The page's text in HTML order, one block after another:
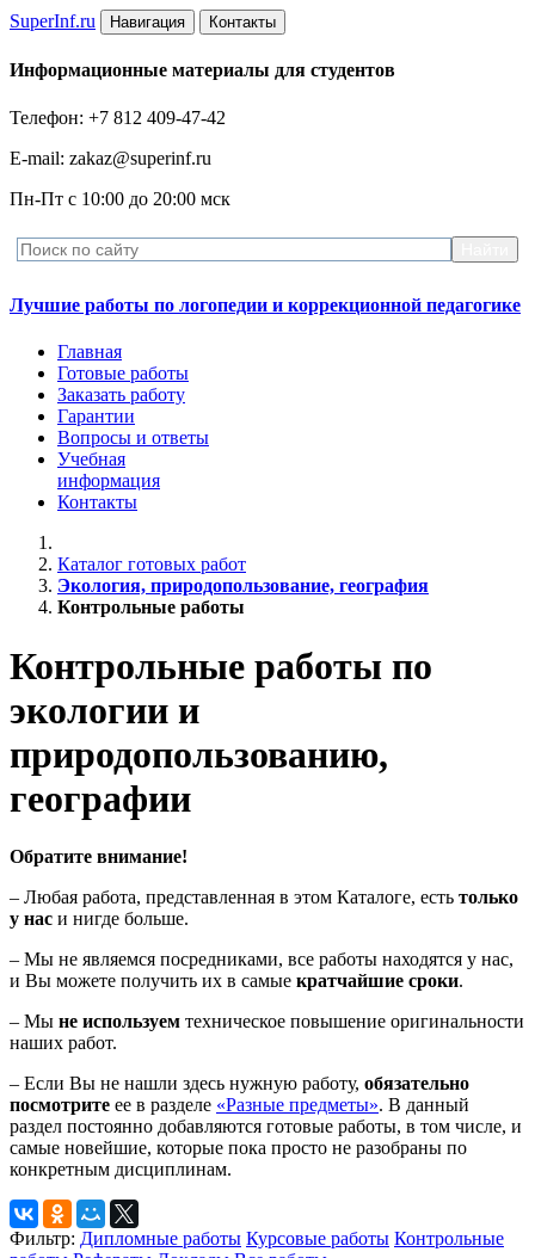
SuperInf.ru Навигация Контакты
Информационные материалы для студентов
Телефон: +7 812 409-47-42
E-mail: zakaz@superinf.ru
Пн-Пт с 10:00 до 20:00 мск
Лучшие работы по логопедии и коррекционной педагогике
Главная
Готовые работы
Заказать работу
Гарантии
Вопросы и ответы
Учебная
информация
Контакты
Каталог готовых работ
Экология, природопользование, география
Контрольные работы
Контрольные работы по
экологии и
природопользованию,
географии
Обратите внимание!
– Любая работа, представленная в этом Каталоге, есть только
у нас и нигде больше.
– Мы не являемся посредниками, все работы находятся у нас,
и Вы можете получить их в самые кратчайшие сроки.
– Мы не используем техническое повышение оригинальности
наших работ.
– Если Вы не нашли здесь нужную работу, обязательно
посмотрите ее в разделе «Разные предметы». В данный
раздел постоянно добавляются готовые работы, в том числе, и
самые новейшие, которые пока просто не разобраны по
конкретным дисциплинам.
Фильтр: Дипломные работы Курсовые работы Контрольные